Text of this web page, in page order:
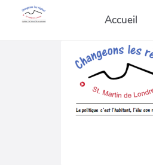
Accueil